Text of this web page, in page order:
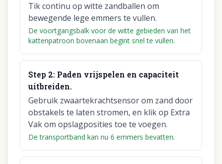
Tik continu op witte zandballen om
bewegende lege emmers te vullen.
De voortgangsbalk voor de witte gebieden van het
kattenpatroon bovenaan begint snel te vullen.
Step 2: Paden vrijspelen en capaciteit
uitbreiden.
Gebruik zwaartekrachtsensor om zand door
obstakels te laten stromen, en klik op Extra
Vak om opslagposities toe te voegen.
De transportband kan nu 6 emmers bevatten.